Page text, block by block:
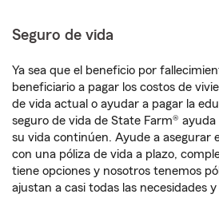
Seguro de vida
Ya sea que el beneficio por
beneficiario a pagar los costos de
de vida actual o ayudar a pagar la
seguro de vida de State Farm®
su vida continúen. Ayude a asegurar
con una póliza de vida a plazo,
tiene opciones y nosotros tenemos
ajustan a casi todas las necesidades